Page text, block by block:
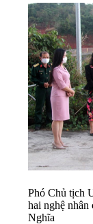
Phó Chủ tịch
hai nghệ nhân
Nghĩa